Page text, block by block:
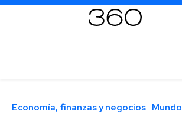
Economía, finanzas y negocios Mundo